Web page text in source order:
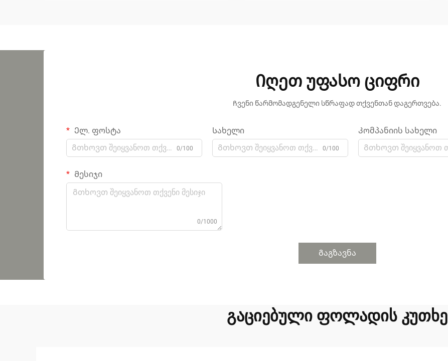
Იღეთ უფასო ციფრი
Ჩვენი წარმომადგენელი სწრაფად თქვენთან დაგერთვება.
Ელ. ფოსტა
0/100
Სახელი
0/100
Კომპანიის სახელი
Მესიჯი
0/1000
Გაგზავნა
გაციებული ფოლადის კუთხე